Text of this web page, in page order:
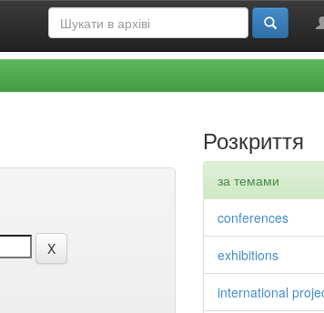
Розкриття
за темами
conferences
exhibitions
international